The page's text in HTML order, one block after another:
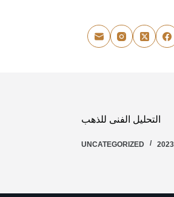
التحليل الفنى للذهب
UNCATEGORIZED